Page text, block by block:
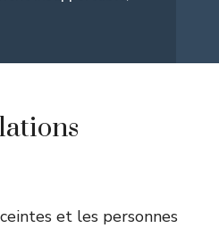
et les personnes